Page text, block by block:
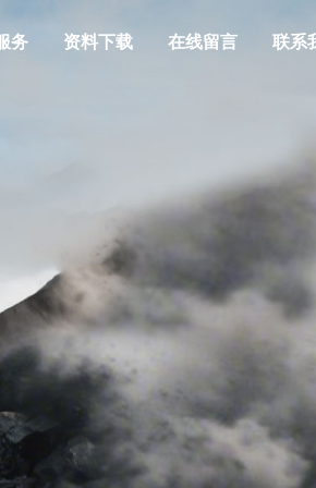
务 资料下载 在线留言 联系